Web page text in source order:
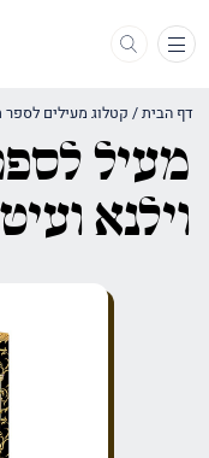
תפריט
דף הבית/ קטלוג מעילים לספר
מעיל
וילנא